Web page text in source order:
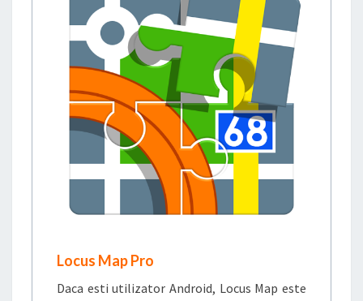
Locus Map Pro
Daca esti utilizator Android, Locus Map este